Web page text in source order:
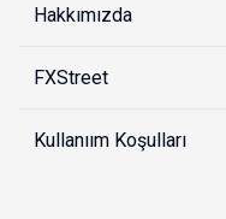
Hakkımızda
FXStreet
Kullanıım Koşulları